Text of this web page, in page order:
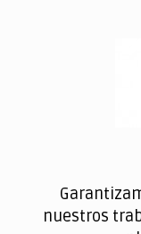
nuestros